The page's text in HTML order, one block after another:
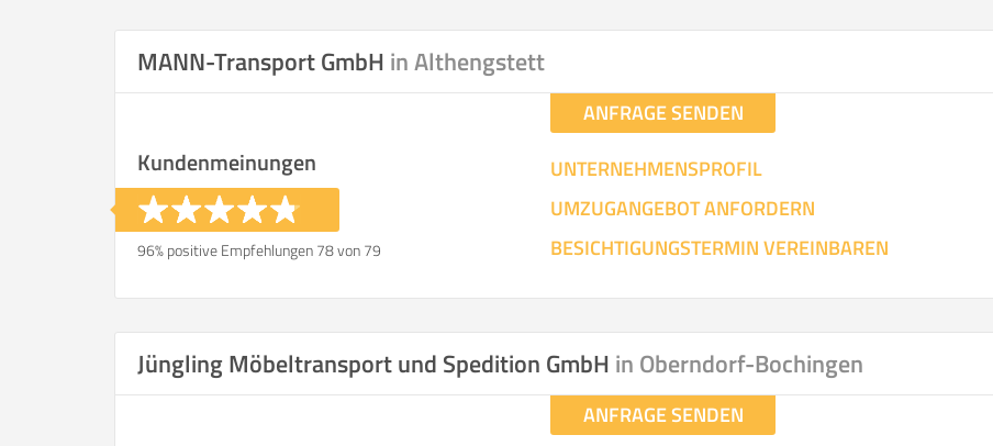
Selbst umziehen.
Helfer .
Stunden
Stunden
KOSTENSCHÄTZUNG:
€ -€ .
KOSTENSCHÄTZUNG:
MANN-Transport GmbH in Althengstett
ANFRAGE SENDEN
UNTERNEHMENSPROFIL
UMZUGANGEBOT ANFORDERN
BESICHTIGUNGSTERMIN VEREINBAREN
Kundenmeinungen
96% positive Empfehlungen 78 von 79
Jüngling Möbeltransport und Spedition GmbH in Oberndorf-Bochingen
ANFRAGE SENDEN